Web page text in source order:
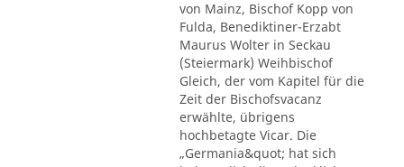
von Mainz, Bischof Kopp von
Fulda, Benediktiner-Erzabt
Maurus Wolter in Seckau
(Steiermark) Weihbischof
Gleich, der vom Kapitel für die
Zeit der Bischofsvacanz
erwählte, übrigens
hochbetagte Vicar. Die
„Germania&quot; hat sich